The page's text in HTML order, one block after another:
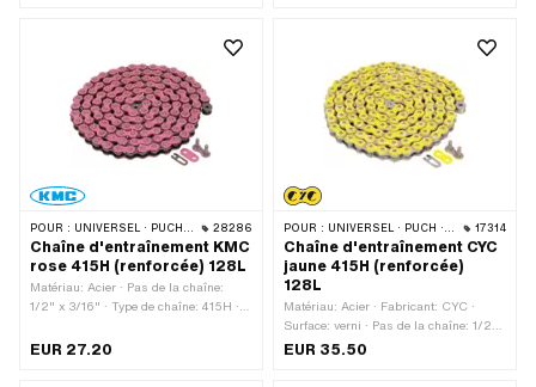
cadenas à chaîne: Fermeture à ressort
· Couleur: argent
POUR : UNIVERSEL · PUCH · SACHS · PONY / CILO (BÊTA 521 & 512) · ZÜNDAPP BELMONDO · TOMOS · BYE BIKE 28286
Chaîne d'entraînement KMC
rose 415H (renforcée) 128L
Matériau: Acier · Pas de la chaîne:
1/2" x 3/16" · Type de chaîne: 415H ·
Circonférence de roulement: 1626 mm ·
EUR 27.20
POUR : UNIVERSEL · PUCH · SACHS · PONY / CILO (BÊTA 521 & 512) · ZÜNDAPP BELMONDO · TOMOS · BYE BIKE 17314
Chaîne d'entraînement CYC
jaune 415H (renforcée)
128L
Matériau: Acier · Fabricant: CYC ·
Surface: verni · Pas de la chaîne: 1/2"
x 3/16" · Type de chaîne: 415H ·
EUR 35.50